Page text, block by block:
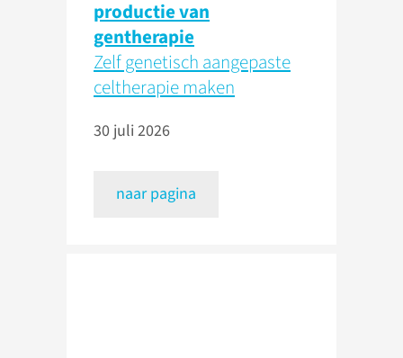
productie van
gentherapie
Zelf genetisch aangepaste
celtherapie maken
30 juli 2026
naar pagina